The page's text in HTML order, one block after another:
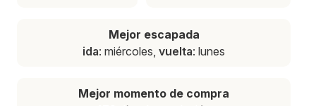
Mejor escapada
ida: miércoles, vuelta: lunes
Mejor momento de compra